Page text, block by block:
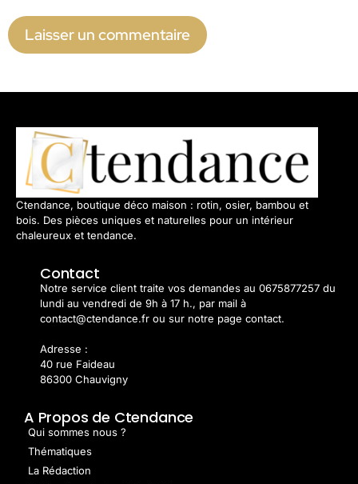
Ctendance, boutique déco maison : rotin, osier, bambou et
bois. Des pièces uniques et naturelles pour un intérieur
chaleureux et tendance.
Contact
Notre service client traite vos demandes au 0675877257 du
lundi au vendredi de 9h à 17 h., par mail à
contact@ctendance.fr ou sur notre page contact.
Adresse :
40 rue Faideau
86300 Chauvigny
A Propos de Ctendance
Qui sommes nous ?
Thématiques
La Rédaction